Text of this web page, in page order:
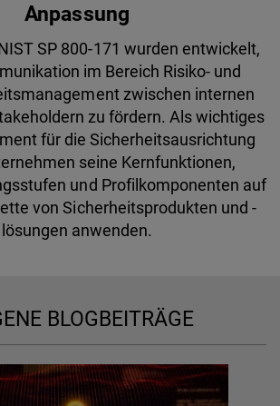
Anpassung
SP 800-171 wurden entwickelt,
im Bereich Risiko- und
zwischen internen
zu fördern. Als wichtiges
für die Sicherheitsausrichtung
seine Kernfunktionen,
und Profilkomponenten auf
von Sicherheitsprodukten und -
lösungen anwenden.
BLOGBEITRÄGE